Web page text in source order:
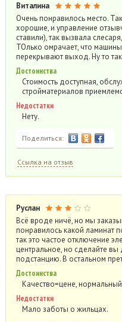
Виталина
Очень понравилось место.
хорошие, и управление
ставили), так вызвала
ТОлько омрачает, что
перекрывают выход. Ну то
Достоинства
Стоимость доступная,
стройматериалов
Недостатки
Нету.
Поделиться:
Ссылка на отзыв
Руслан
Всё вроде ничё, но мы
понравилось какой ламинат
так это частое отключение
центральное, но сделайте
подстанцию. В остальном
Достоинства
Качество=цене,
Недостатки
Мало заботы о жильцах.